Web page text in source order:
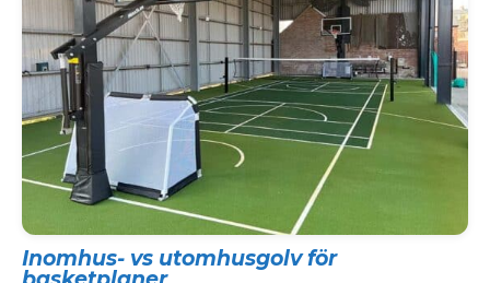
Inomhus- vs utomhusgolv för